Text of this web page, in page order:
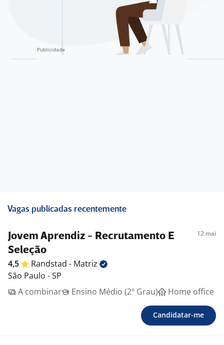
Vagas publicadas recentemente
Jovem Aprendiz - Recrutamento E
Seleção
12 mai
4,5 Randstad - Matriz
São Paulo - SP
A combinar
Ensino Médio (2º Grau) Home office
Candidatar-me